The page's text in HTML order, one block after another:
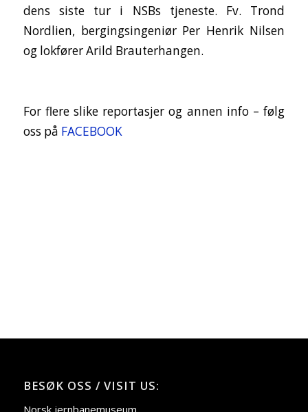
dens siste tur i NSBs tjeneste. Fv. Trond
Nordlien, bergingsingeniør Per Henrik Nilsen
og lokfører Arild Brauterhangen.
For flere slike reportasjer og annen info – følg
oss på FACEBOOK
BESØK OSS / VISIT US: